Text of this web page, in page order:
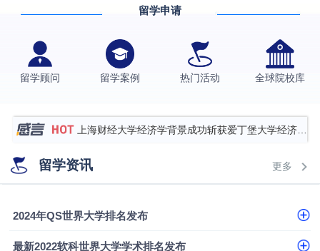
留学申请
留学顾问 留学案例 热门活动 全球院校库
格拉斯哥大学国际商务硕士录取案例
伯明翰大学数字媒体与创意产业硕士录取案例
Offer
上海财经大学经济学背景成功斩获爱丁堡大学经济学
硕士录取
数学背景的他，靠“供应链”故事敲开哥大、宾大之门
专科逆袭伦敦大学学院UCL录取案例解析
留学资讯 更多
2024年QS世界大学排名发布
最新2022软科世界大学学术排名发布